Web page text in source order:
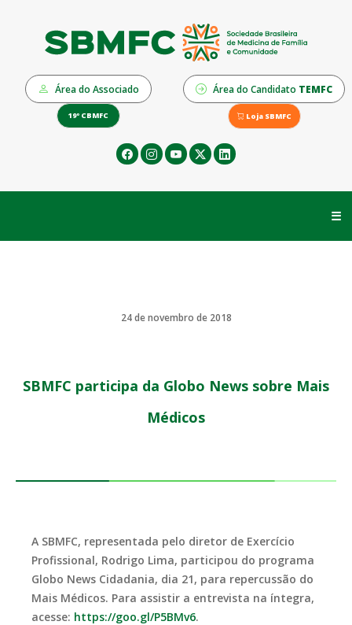
Área do Associado Área do Candidato TEMFC
19º CBMFC Loja SBMFC
☰
24 de novembro de 2018
SBMFC participa da Globo News sobre Mais
Médicos
A SBMFC, representada pelo diretor de Exercício
Profissional, Rodrigo Lima, participou do programa
Globo News Cidadania, dia 21, para repercussão do
Mais Médicos. Para assistir a entrevista na íntegra,
acesse: https://goo.gl/P5BMv6.